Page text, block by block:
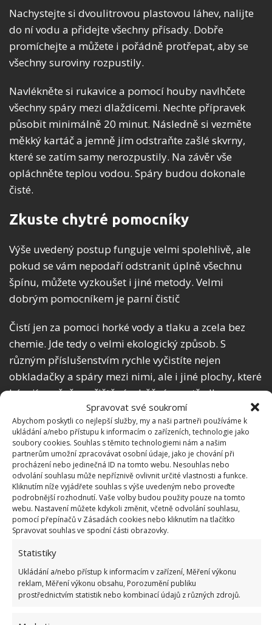
Spravovat své soukromí
Abychom poskytli co nejlepší služby, my a naši partneři používáme k
ukládání a/nebo přístupu k informacím o zařízeních, technologie jako
soubory cookies. Souhlas s těmito technologiemi nám a našim
partnerům umožní zpracovávat osobní údaje, jako je chování při
procházení nebo jedinečná ID na tomto webu. Nesouhlas nebo
odvolání souhlasu může nepříznivě ovlivnit určité vlastnosti a funkce.
Kliknutím níže vyjádřete souhlas s výše uvedeným nebo proveďte
podrobnější rozhodnutí. Vaše volby budou použity pouze na tomto
webu. Nastavení můžete kdykoli změnit, včetně odvolání souhlasu,
pomocí přepínačů v Zásadách cookies nebo kliknutím na tlačítko
Spravovat souhlas ve spodní části obrazovky.
Statistiky
Ukládání a/nebo přístup k informacím v zařízení, Měření výkonu
reklam, Měření výkonu obsahu, Porozumění publiku
prostřednictvím statistik nebo kombinací údajů z různých zdrojů.
Nachystejte si dvoulitrovou plastovou láhev, nalijte
do ní vodu a přidejte všechny přísady. Dobře
promíchejte a můžete i pořádně protřepat, aby se
všechny suroviny rozpustily.
Navlékněte si rukavice a pomocí houby navlhčete
všechny spáry mezi dlaždicemi. Nechte přípravek
působit minimálně 20 minut. Následně si vezměte
měkký kartáč a jemně jím odstraňte zašlé skvrny,
které se zatím samy nerozpustily. Na závěr vše
opláchněte teplou vodou. Spáry budou dokonale
čisté.
Zkuste chytré pomocníky
Výše uvedený postup funguje velmi spolehlivě, ale
pokud se vám nepodaří odstranit úplně všechnu
špínu, můžete vyzkoušet i jiné metody. Velmi
dobrým pomocníkem je parní čistič
Čistí jen za pomoci horké vody a tlaku a zcela bez
chemie. Jde tedy o velmi ekologický způsob. S
různým příslušenstvím rychle vyčistíte nejen
obkladačky a spáry mezi nimi, ale i jiné plochy, které
bývají značně znečištěné a běžné prostředky na
úklid na ně nestačí.
Babské rady
Na internetu se dá vyhledat i spousta dalších
babských rad a triků, které ale ne vždy dobře
fungují. Tyto tři ale spolehlivě odstraní zašlou špínu
a pomohou vám s čištění velmi zanesených míst.
Čištění pomocí zubní pasty. Pomocí kartáčku a
pasty se dostanete i na obtížně dostupná místa
a během pár minut máte opět zářivě bílé spáry.
Čištění pomocí amoniaku. Stačí si zředit